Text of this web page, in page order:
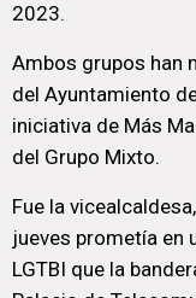
2023.
Ambos grupos han
del Ayuntamiento
iniciativa de Más
del Grupo Mixto.
Fue la
jueves prometía en
LGTBI que la